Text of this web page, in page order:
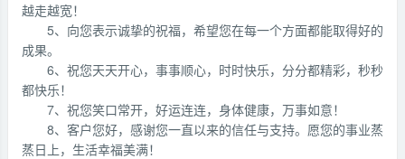
越走越宽！
5、向您表示诚挚的祝福，希望您在每一个方面都能取得好的
成果。
6、祝您天天开心，事事顺心，时时快乐，分分都精彩，秒秒
都快乐！
7、祝您笑口常开，好运连连，身体健康，万事如意！
8、客户您好，感谢您一直以来的信任与支持。愿您的事业蒸
蒸日上，生活幸福美满！